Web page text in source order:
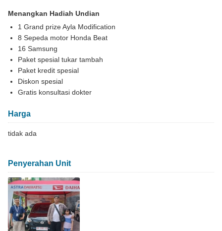
Menangkan Hadiah Undian
1 Grand prize Ayla Modification
8 Sepeda motor Honda Beat
16 Samsung
Paket spesial tukar tambah
Paket kredit spesial
Diskon spesial
Gratis konsultasi dokter
Harga
tidak ada
Penyerahan Unit